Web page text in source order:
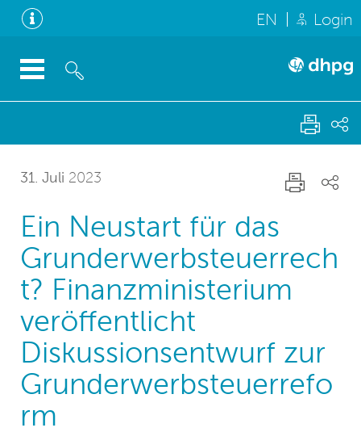
EN Login
31. Juli 2023
Ein Neustart für das
Grunderwerbsteuerrech
t? Finanzministerium
veröffentlicht
Diskussionsentwurf zur
Grunderwerbsteuerrefo
rm